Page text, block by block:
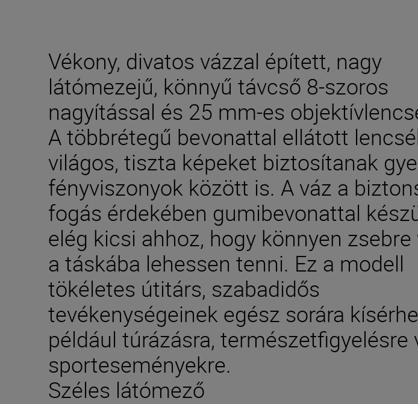
Vékony, divatos vázzal épített, nagy
látómezejű, könnyű távcső 8-szoros
nagyítással és 25 mm-es
A többrétegű bevonattal ellátott
világos, tiszta képeket biztosítanak
fényviszonyok között is. A váz a
fogás érdekében gumibevonattal
elég kicsi ahhoz, hogy könnyen zsebre
a táskába lehessen tenni. Ez a modell
tökéletes útitárs, szabadidős
tevékenységeinek egész sorára
például túrázásra, természetfigyelésre
sporteseményekre.
Széles látómező